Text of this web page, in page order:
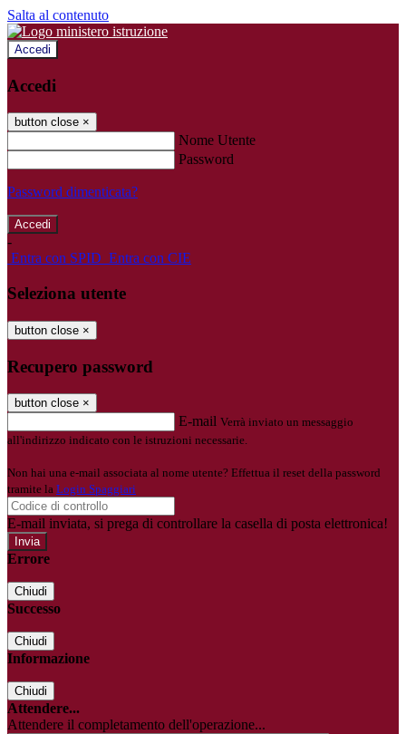
Salta al contenuto
Accedi
Accedi
button close ×
Nome Utente
Password
Password dimenticata?
-
Entra con SPID Entra con CIE
Seleziona utente
button close ×
Recupero password
button close ×
E-mail Verrà inviato un messaggio
all'indirizzo indicato con le istruzioni necessarie.
Non hai una e-mail associata al nome utente? Effettua il reset della password
tramite la Login Spaggiari
E-mail inviata, si prega di controllare la casella di posta elettronica!
Errore
Chiudi
Successo
Chiudi
Informazione
Chiudi
Attendere...
Attendere il completamento dell'operazione...